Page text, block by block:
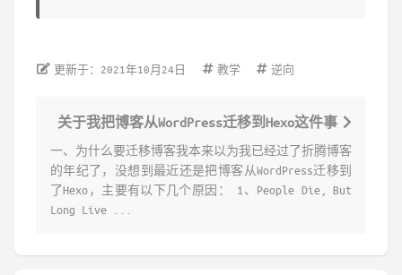
更新于：2021年10月24日 教学 逆向
关于我把博客从WordPress迁移到Hexo这件事
一、为什么要迁移博客我本来以为我已经过了折腾博客
的年纪了，没想到最近还是把博客从WordPress迁移到
了Hexo，主要有以下几个原因： 1、People Die, But
Long Live ...